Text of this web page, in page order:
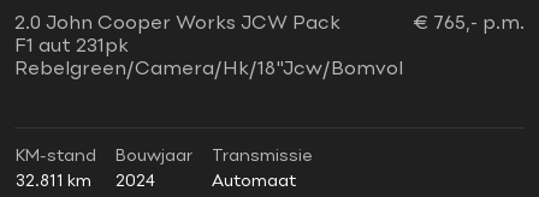
2.0 John Cooper Works JCW Pack
F1 aut 231pk
Rebelgreen/Camera/Hk/18"Jcw/Bomvol
€ 765,- p.m.
KM-stand
32.811 km
Bouwjaar
2024
Transmissie
Automaat